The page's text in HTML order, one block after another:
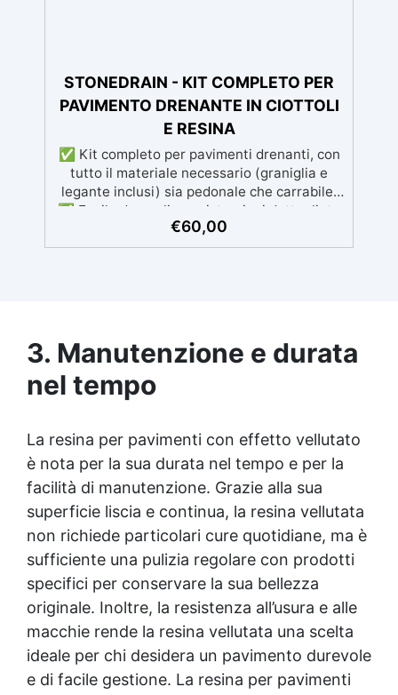
STONEDRAIN - KIT COMPLETO PER
PAVIMENTO DRENANTE IN CIOTTOLI
E RESINA
✅ Kit completo per pavimenti drenanti, con
tutto il materiale necessario (graniglia e
legante inclusi) sia pedonale che carrabile.
✅ Facile da applicare: istruzioni dettagliate
per risultati impeccabili, senza bisogno di
esperienza, con assistenza video/telefonica
cemento, calcestruzzo, vecchie
pavimentazioni e terra battuta (previa
consulenza). ✅ Resine resistenti nel tempo:
le resine ad alta tecnologia garantiscono
negli anni
€60,00
3. Manutenzione e durata
nel tempo
La resina per pavimenti con effetto vellutato
è nota per la sua durata nel tempo e per la
facilità di manutenzione. Grazie alla sua
superficie liscia e continua, la resina vellutata
non richiede particolari cure quotidiane, ma è
sufficiente una pulizia regolare con prodotti
specifici per conservare la sua bellezza
originale. Inoltre, la resistenza all’usura e alle
macchie rende la resina vellutata una scelta
ideale per chi desidera un pavimento durevole
e di facile gestione. La resina per pavimenti